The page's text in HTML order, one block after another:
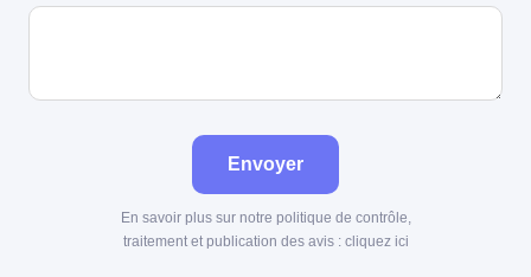
Envoyer
En savoir plus sur notre politique de contrôle,
traitement et publication des avis : cliquez ici